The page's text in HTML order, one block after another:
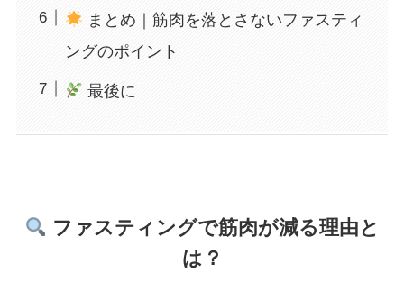
まとめ｜筋肉を落とさないファスティ
ングのポイント
最後に
ファスティングで筋肉が減る理由と
は？